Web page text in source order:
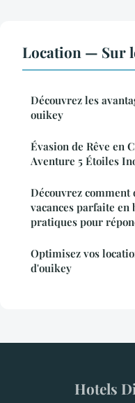
Location — Sur
Découvrez les
ouikey
Évasion de Rêve en
Aventure 5 Étoiles
Découvrez
vacances parfaite
pratiques pour
Optimisez vos
d'ouikey
Hotels